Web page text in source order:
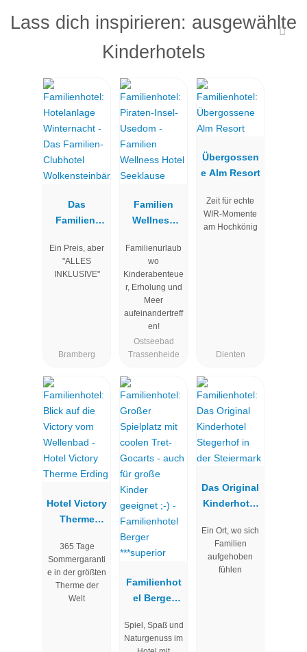
Lass dich inspirieren: ausgewählte
Kinderhotels
Das
Familien-
Wolkenstein
bär
Ein Preis, aber
"ALLES
INKLUSIVE"
Bramberg
Familien
Wellness
Seeklause
Familienurlaub
wo
Kinderabenteue
r, Erholung und
Meer
aufeinandertreff
en!
Ostseebad
Trassenheide
Übergossen
e Alm Resort
Zeit für echte
WIR-Momente
am Hochkönig
Dienten
Hotel Victory
Therme
365 Tage
Sommergaranti
e in der größten
Therme der
Welt
Familienhot
el Berger
Spiel, Spaß und
Naturgenuss im
Das Original
Kinderhotel
der
Ein Ort, wo sich
Familien
aufgehoben
fühlen